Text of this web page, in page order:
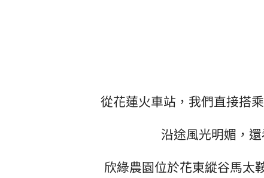
從花蓮火車站，我們直接搭
沿途風光明媚，
欣綠農園位於花東縱谷馬太